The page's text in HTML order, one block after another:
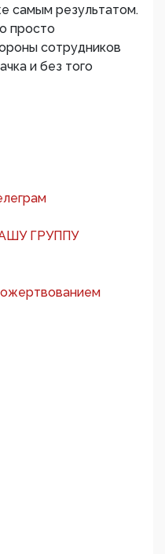
самым результатом.
просто
сотрудников
и без того
ГРУППУ